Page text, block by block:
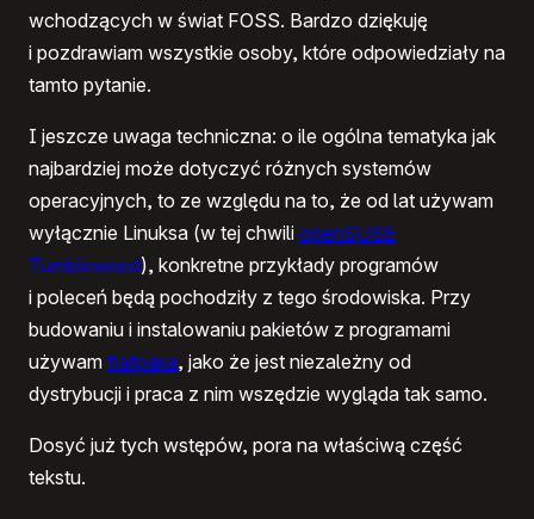
wchodzących w świat FOSS. Bardzo dziękuję
i pozdrawiam wszystkie osoby, które odpowiedziały na
tamto pytanie.
I jeszcze uwaga techniczna: o ile ogólna tematyka jak
najbardziej może dotyczyć różnych systemów
operacyjnych, to ze względu na to, że od lat używam
wyłącznie Linuksa (w tej chwili openSUSE
Tumbleweed), konkretne przykłady programów
i poleceń będą pochodziły z tego środowiska. Przy
budowaniu i instalowaniu pakietów z programami
używam flatpaka, jako że jest niezależny od
dystrybucji i praca z nim wszędzie wygląda tak samo.
Dosyć już tych wstępów, pora na właściwą część
tekstu.